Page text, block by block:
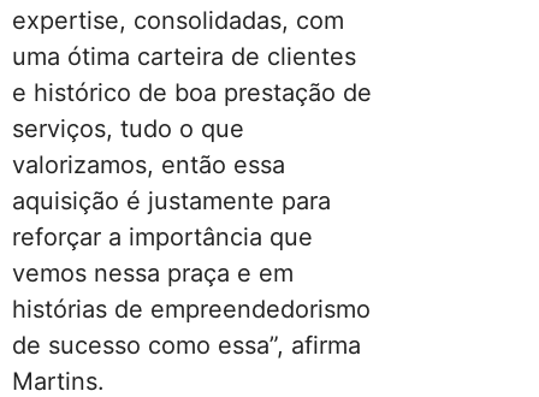
expertise, consolidadas, com
uma ótima carteira de clientes
e histórico de boa prestação de
serviços, tudo o que
valorizamos, então essa
aquisição é justamente para
reforçar a importância que
vemos nessa praça e em
histórias de empreendedorismo
de sucesso como essa”, afirma
Martins.